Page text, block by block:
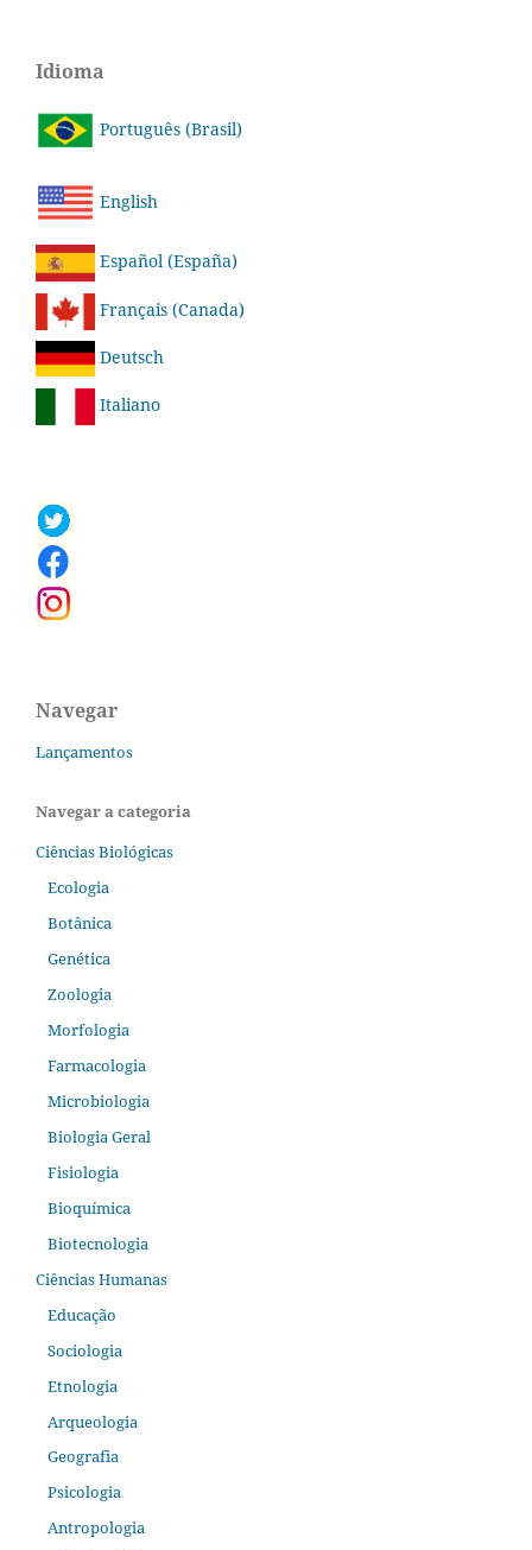
Idioma
Português (Brasil)
English
Español (España)
Français (Canada)
Deutsch
Italiano
Navegar
Lançamentos
Navegar a categoria
Ciências Biológicas
Ecologia
Botânica
Genética
Zoologia
Morfologia
Farmacologia
Microbiologia
Biologia Geral
Fisiologia
Bioquímica
Biotecnologia
Ciências Humanas
Educação
Sociologia
Etnologia
Arqueologia
Geografia
Psicologia
Antropologia